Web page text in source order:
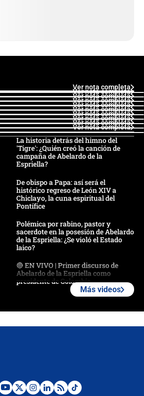
Ver nota completa
Ver nota completa
Ver nota completa
Ver nota completa
Ver nota completa
Ver nota completa
Ver nota completa
Ver nota completa
Ver nota completa
Ver nota completa
La historia detrás del himno del
'Tigre': ¿Quién creó la canción de
campaña de Abelardo de la
Espriella?
De obispo a Papa: así será el
histórico regreso de León XIV a
Chiclayo, la cuna espiritual del
Pontífice
Polémica por rabino, pastor y
sacerdote en la posesión de Abelardo
de la Espriella: ¿Se violó el Estado
laico?
🔴 EN VIVO | Primer discurso de
Abelardo de la Espriella como
presidente de Colombia
Desde dermatitis hasta infecciones:
Más videos